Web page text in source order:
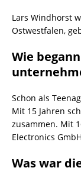
Lars Windhorst
Ostwestfalen,
Wie
Schon als
Mit 15 Jahren
zusammen. Mit
Electronics
Was war